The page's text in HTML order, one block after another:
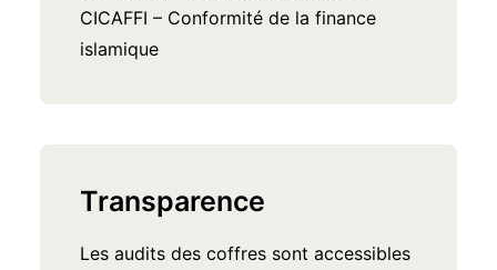
CICAFFI – Conformité de la finance
islamique
Transparence
Les audits des coffres sont accessibles